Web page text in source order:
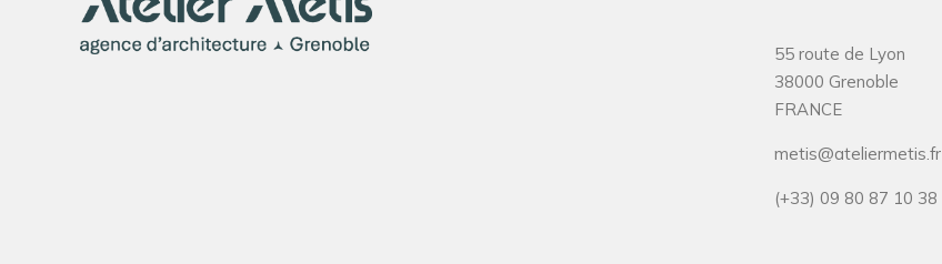
55 route de Lyon
38000 Grenoble
FRANCE
metis@ateliermetis.fr
(+33) 09 80 87 10 38